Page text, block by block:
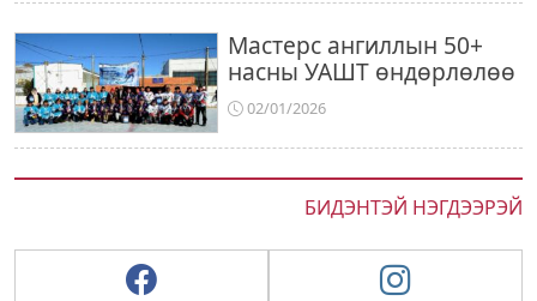
Мастерс ангиллын 50+
насны УАШТ өндөрлөлөө
02/01/2026
БИДЭНТЭЙ НЭГДЭЭРЭЙ